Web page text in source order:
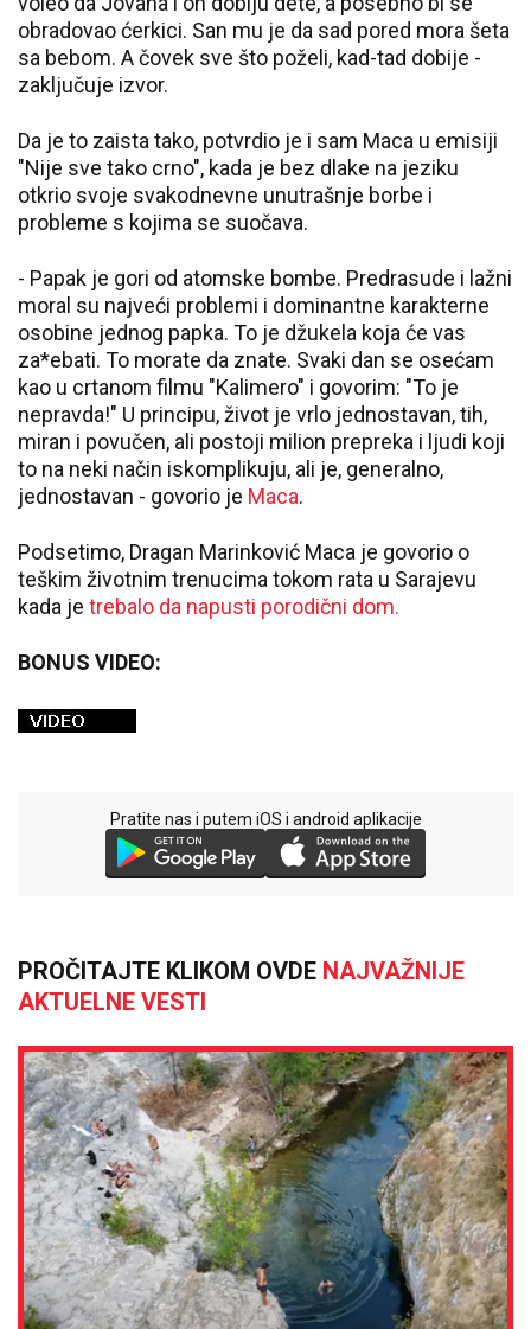
obradovao ćerkici. San mu je da sad pored mora šeta
sa bebom. A čovek sve što poželi, kad-tad dobije -
zaključuje izvor.
Da je to zaista tako, potvrdio je i sam Maca u emisiji
"Nije sve tako crno", kada je bez dlake na jeziku
otkrio svoje svakodnevne unutrašnje borbe i
probleme s kojima se suočava.
- Papak je gori od atomske bombe. Predrasude i lažni
moral su najveći problemi i dominantne karakterne
osobine jednog papka. To je džukela koja će vas
za*ebati. To morate da znate. Svaki dan se osećam
kao u crtanom filmu "Kalimero" i govorim: "To je
nepravda!" U principu, život je vrlo jednostavan, tih,
miran i povučen, ali postoji milion prepreka i ljudi koji
to na neki način iskomplikuju, ali je, generalno,
jednostavan - govorio je Maca.
Podsetimo, Dragan Marinković Maca je govorio o
teškim životnim trenucima tokom rata u Sarajevu
kada je trebalo da napusti porodični dom.
BONUS VIDEO:
Pratite nas i putem iOS i android aplikacije
PROČITAJTE KLIKOM OVDE NAJVAŽNIJE
AKTUELNE VESTI